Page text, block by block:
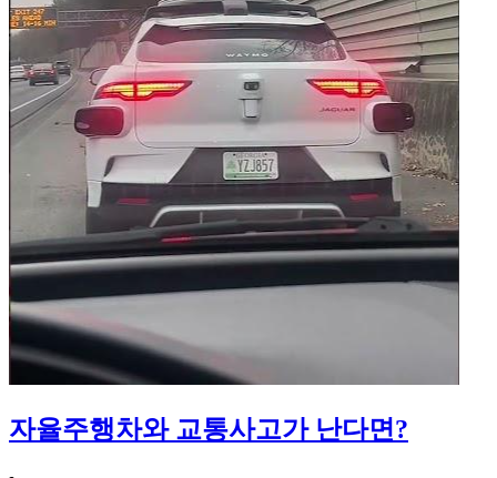
자율주행차와 교통사고가 난다면?